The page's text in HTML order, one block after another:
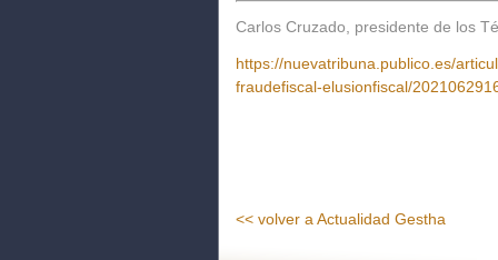
Carlos Cruzado, presidente de los
https://nuevatribuna.publico.es/
fraudefiscal-elusionfiscal/
<< volver a Actualidad Gestha